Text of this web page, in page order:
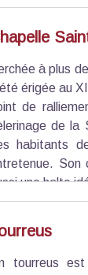
mondiale
extérieurs,
à plus
érigée au
de
de la
habitants
Son
une halte
tourreus